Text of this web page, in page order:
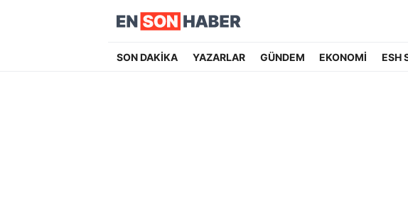
SON DAKİKA YAZARLAR GÜNDEM EKONOMİ ESH